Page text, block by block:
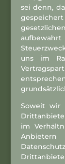
sei denn,
uns im
Soweit wir
im
Anbietern